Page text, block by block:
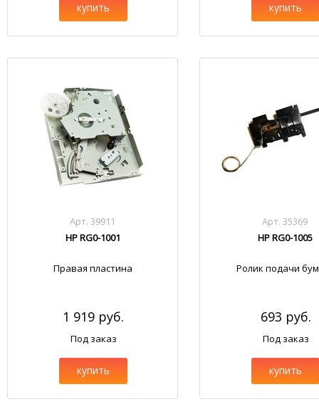
купить купить
Арт. 39911
HP RG0-1001
Правая пластина
1 919 руб.
Под заказ
купить
Арт. 35369
HP RG0-1005
Ролик подачи
693 руб.
Под заказ
купить